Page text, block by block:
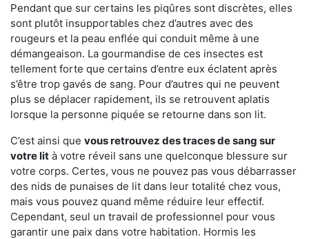
Pendant que sur certains les piqûres sont discrètes, elles
sont plutôt insupportables chez d’autres avec des
rougeurs et la peau enflée qui conduit même à une
démangeaison. La gourmandise de ces insectes est
tellement forte que certains d’entre eux éclatent après
s’être trop gavés de sang. Pour d’autres qui ne peuvent
plus se déplacer rapidement, ils se retrouvent aplatis
lorsque la personne piquée se retourne dans son lit.
C’est ainsi que vous retrouvez des traces de sang sur
votre lit à votre réveil sans une quelconque blessure sur
votre corps. Certes, vous ne pouvez pas vous débarrasser
des nids de punaises de lit dans leur totalité chez vous,
mais vous pouvez quand même réduire leur effectif.
Cependant, seul un travail de professionnel pour vous
garantir une paix dans votre habitation. Hormis les